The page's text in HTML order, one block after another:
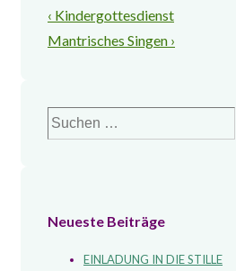
Beitragsnavigation
Vorheriger
Beitrag
‹ Kindergottesdienst
Nächster
Mantrisches Singen ›
Suchen
nach:
Neueste Beiträge
EINLADUNG IN DIE STILLE